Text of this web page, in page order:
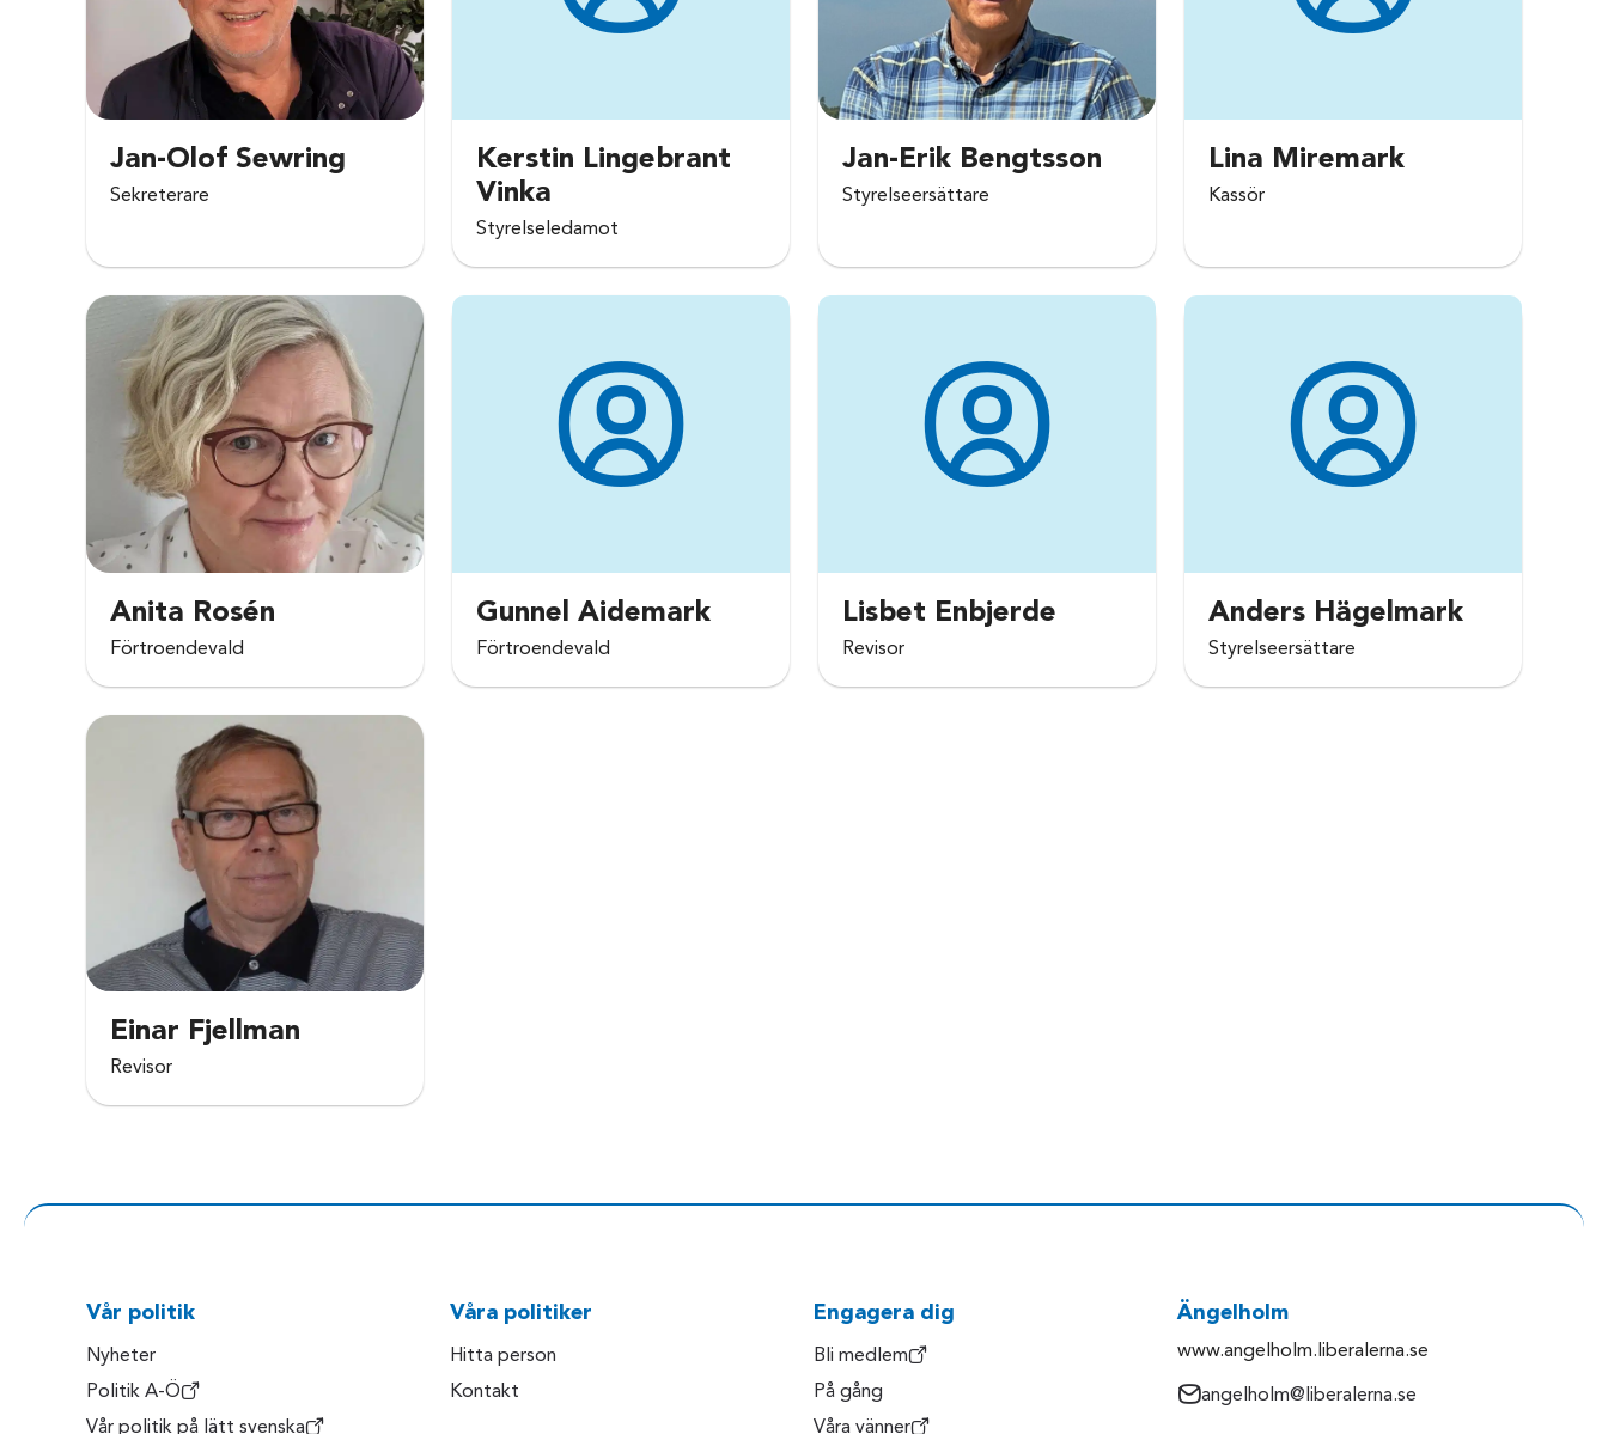
Jan-Olof Sewring
Sekreterare
Kerstin Lingebrant
Vinka
Styrelseledamot
Jan-Erik Bengtsson
Styrelseersättare
Lina Miremark
Kassör
Anita Rosén
Förtroendevald
Gunnel Aidemark
Förtroendevald
Lisbet Enbjerde
Revisor
Anders Hägelmark
Styrelseersättare
Einar Fjellman
Revisor
Vår politik
Nyheter
Politik A-Ö
Vår politik på lätt svenska
Våra politiker
Hitta person
Kontakt
Engagera dig
Bli medlem
På gång
Våra vänner
Ängelholm
www.angelholm.liberalerna.se
angelholm@liberalerna.se